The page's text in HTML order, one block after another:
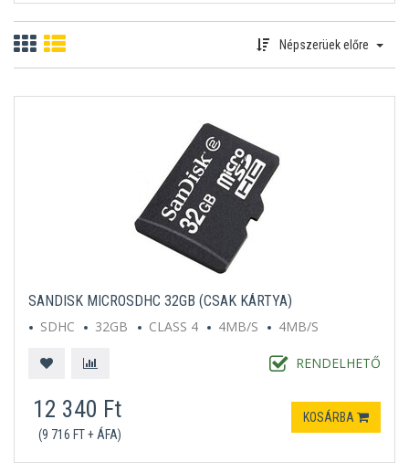
Népszerüek előre
SANDISK MICROSDHC 32GB (CSAK KÁRTYA)
SDHC
32GB CLASS 4 4MB/S 4MB/S
RENDELHETŐ
12 340 Ft
(9 716 FT + ÁFA)
KOSÁRBA